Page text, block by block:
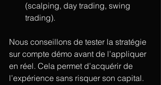
(scalping, day trading, swing
trading).
Nous conseillons de tester la stratégie
sur compte démo avant de l’appliquer
en réel. Cela permet d’acquérir de
l’expérience sans risquer son capital.